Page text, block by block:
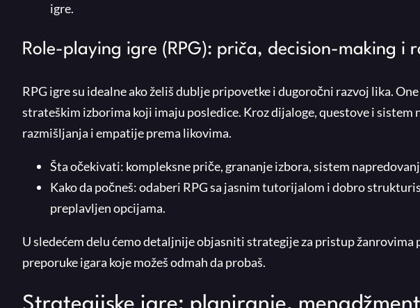
igre.
Role-playing igre (RPG): priča, decision-making i
RPG igre su idealne ako želiš dublje pripovetke i dugoročni razvoj lika.
strateškim izborima koji imaju posledice. Kroz dijaloge, questove i
razmišljanja i empatije prema likovima.
Šta očekivati: kompleksne priče, grananje izbora, sistem
Kako da počneš: odaberi RPG sa jasnim tutorijalom i dobro
preplavljen opcijama.
U sledećem delu ćemo detaljnije objasniti strategije za pristup
preporuke igara koje možeš odmah da probaš.